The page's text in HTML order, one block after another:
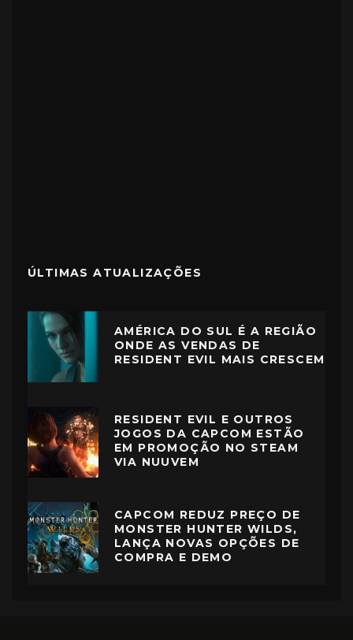
ÚLTIMAS ATUALIZAÇÕES
AMÉRICA DO SUL É A REGIÃO
ONDE AS VENDAS DE
RESIDENT EVIL MAIS CRESCEM
RESIDENT EVIL E OUTROS
JOGOS DA CAPCOM ESTÃO
EM PROMOÇÃO NO STEAM
VIA NUUVEM
CAPCOM REDUZ PREÇO DE
MONSTER HUNTER WILDS,
LANÇA NOVAS OPÇÕES DE
COMPRA E DEMO